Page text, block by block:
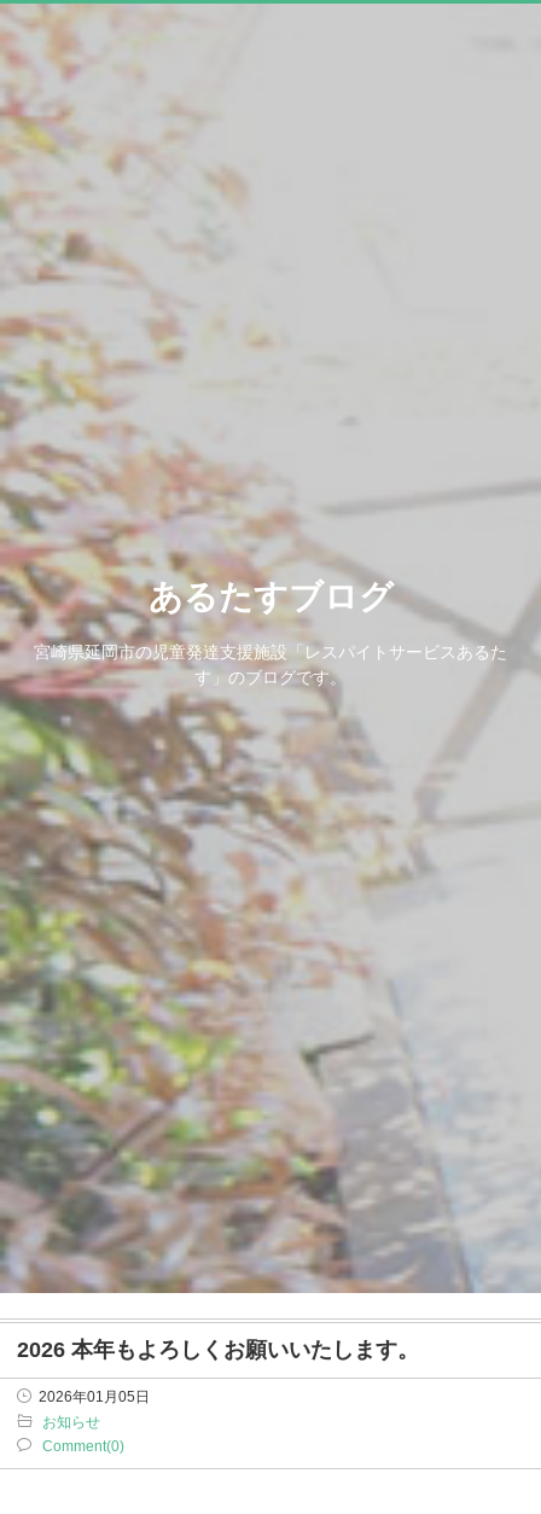
あるたすブログ
宮崎県延岡市の児童発達支援施設「レスパイトサービスあるた
す」のブログです。
2026 本年もよろしくお願いいたします。
2026年01月05日
お知らせ
Comment(0)